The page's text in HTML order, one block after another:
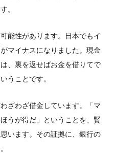
。
能性があります。日本でもイ
マイナスになりました。現金
、裏を返せばお金を借りてで
うことです。
ざわざ借金しています。「マ
うが得だ」ということを、賢
います。その証拠に、銀行の